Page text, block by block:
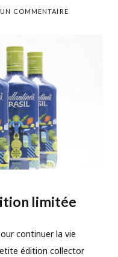
COMMENTAIRE
limitée
continuer la vie
édition collector